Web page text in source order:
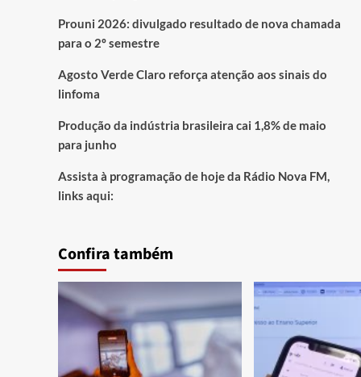
Prouni 2026: divulgado resultado de nova chamada
para o 2º semestre
Agosto Verde Claro reforça atenção aos sinais do
linfoma
Produção da indústria brasileira cai 1,8% de maio
para junho
Assista à programação de hoje da Rádio Nova FM,
links aqui:
Confira também